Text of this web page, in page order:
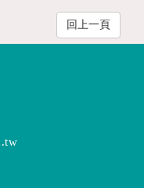
回上一頁